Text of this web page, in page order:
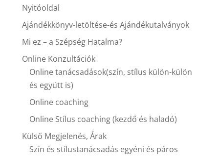
Nyitóoldal
Ajándékkönyv-letöltése-és Ajándékutalványok
Mi ez – a Szépség Hatalma?
Online Konzultációk
Online tanácsadások(szín, stílus külön-külön
és együtt is)
Online coaching
Online Stílus coaching (kezdő és haladó)
Külső Megjelenés, Árak
Szín és stílustanácsadás egyéni és páros